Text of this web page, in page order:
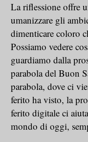
La riflessione offre
umanizzare gli
dimenticare coloro
Possiamo vedere
guardiamo dalla
parabola del Buon
parabola, dove ci
ferito ha visto, la
ferito digitale ci
mondo di oggi,